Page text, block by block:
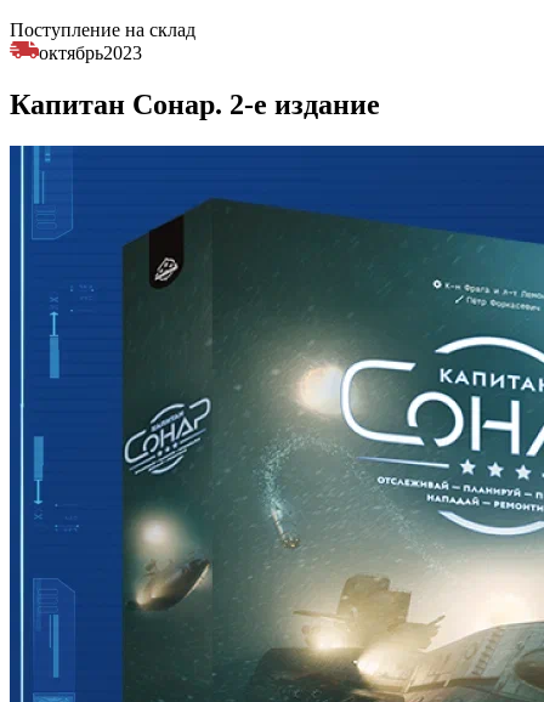
Поступление на склад
октябрь2023
Капитан Сонар. 2-е издание